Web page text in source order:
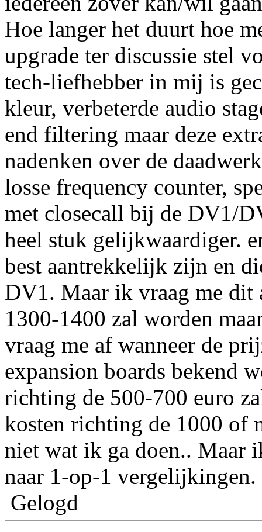
Hoe langer het duurt hoe
upgrade ter discussie stel
tech-liefhebber in mij is
kleur, verbeterde audio
end filtering maar deze
nadenken over de
losse frequency counter,
met closecall bij de DV1/
heel stuk gelijkwaardiger.
best aantrekkelijk zijn en
DV1. Maar ik vraag me dit
1300-1400 zal worden
vraag me af wanneer de
expansion boards bekend
richting de 500-700 euro
kosten richting de 1000 of
niet wat ik ga doen.. Maar
naar 1-op-1 vergelijkingen.
Gelogd